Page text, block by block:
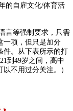
的自雇文化/体育活
言等强制要求，只需
一项，但只是加分
件。从下表所示的打
到49岁之间，高中
不用过分关注。）